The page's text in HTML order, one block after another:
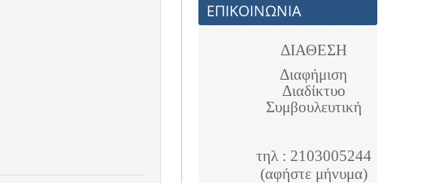
ΕΠΙΚΟΙΝΩΝΙΑ
ΔΙΑΘΕΣΗ
Διαφήμιση
Διαδίκτυο
Συμβουλευτική
τηλ : 2103005244
(αφήστε μήνυμα)